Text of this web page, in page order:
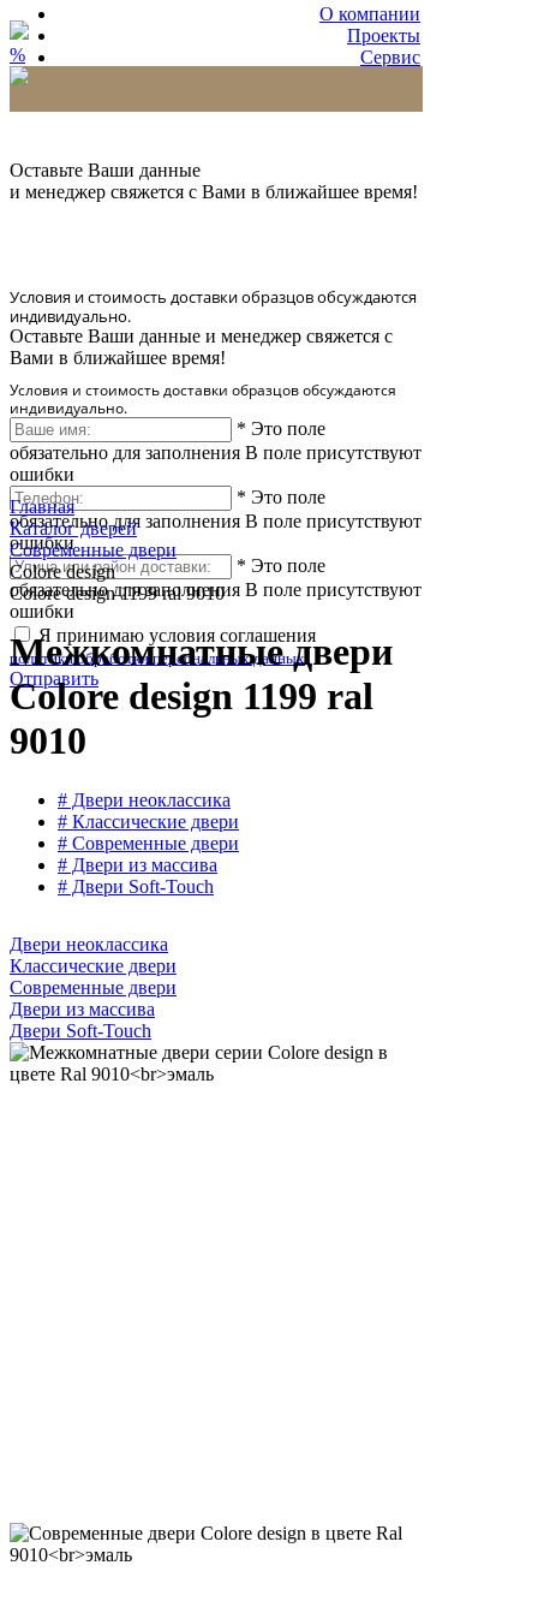
О компании
Проекты
Сервис
%
Оставьте Ваши данные
и менеджер свяжется с Вами в ближайшее время!
Условия и стоимость доставки образцов обсуждаются
индивидуально.
Оставьте Ваши данные и менеджер свяжется с
Вами в ближайшее время!
Условия и стоимость доставки образцов обсуждаются
индивидуально.
* Это поле
обязательно для заполнения В поле присутствуют
ошибки
* Это поле
обязательно для заполнения В поле присутствуют
ошибки
* Это поле
обязательно для заполнения В поле присутствуют
ошибки
Я принимаю условия соглашения
политики обработки персональных данных
Отправить
Главная
Каталог дверей
Современные двери
Colore design
Colore design 1199 ral 9010
Межкомнатные двери
Colore design 1199 ral
9010
# Двери неоклассика
# Классические двери
# Современные двери
# Двери из массива
# Двери Soft-Touch
Двери неоклассика
Классические двери
Современные двери
Двери из массива
Двери Soft-Touch